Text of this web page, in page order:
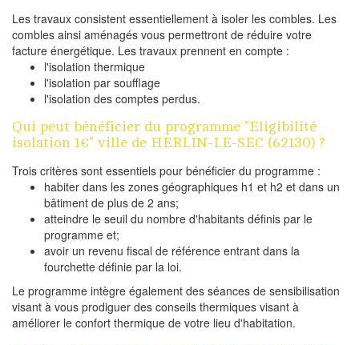
Les travaux consistent essentiellement à isoler les combles. Les
combles ainsi aménagés vous permettront de réduire votre
facture énergétique. Les travaux prennent en compte :
l'isolation thermique
l'isolation par soufflage
l'isolation des comptes perdus.
Qui peut bénéficier du programme "Eligibilité
isolation 1€" ville de HERLIN-LE-SEC (62130) ?
Trois critères sont essentiels pour bénéficier du programme :
habiter dans les zones géographiques h1 et h2 et dans un
bâtiment de plus de 2 ans;
atteindre le seuil du nombre d'habitants définis par le
programme et;
avoir un revenu fiscal de référence entrant dans la
fourchette définie par la loi.
Le programme intègre également des séances de sensibilisation
visant à vous prodiguer des conseils thermiques visant à
améliorer le confort thermique de votre lieu d'habitation.